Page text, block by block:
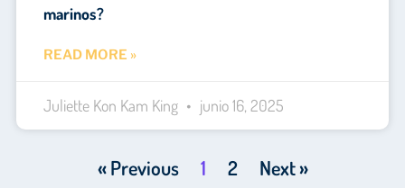
marinos?
READ MORE »
Juliette Kon Kam King junio 16, 2025
« Previous 1 2 Next »